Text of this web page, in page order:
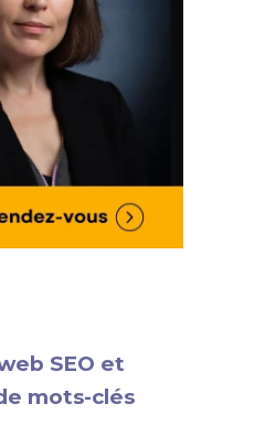
SEO et
mots-clés